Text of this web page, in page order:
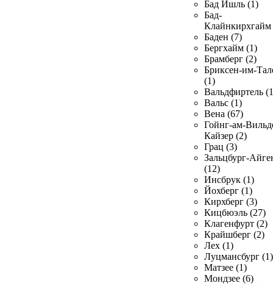
Бад Ишль (1)
Бад-
Клайнкирхгайм
Баден (7)
Бергхайм (1)
Брамберг (2)
Бриксен-им-
(1)
Вальдфиртель
Вальс (1)
Вена (67)
Гойнг-ам-
Кайзер (2)
Грац (3)
Зальцбург-
(12)
Инсбрук (1)
Йохберг (1)
Кирхберг (3)
Кицбюэль (27)
Клагенфурт (2)
Крайшберг (2)
Лех (1)
Луцмансбург (1)
Матзее (1)
Мондзее (6)